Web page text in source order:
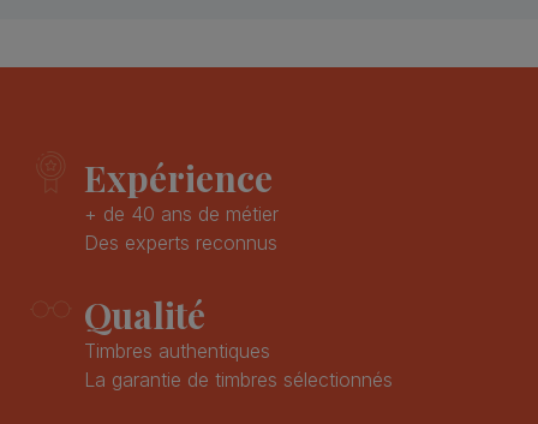
Expérience
+ de 40 ans de métier
Des experts reconnus
Qualité
Timbres authentiques
La garantie de timbres sélectionnés